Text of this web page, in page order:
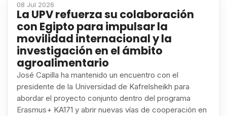
08 Jul 2026
La UPV refuerza su colaboración
con Egipto para impulsar la
movilidad internacional y la
investigación en el ámbito
agroalimentario
José Capilla ha mantenido un encuentro con el
presidente de la Universidad de Kafrelsheikh para
abordar el proyecto conjunto dentro del programa
Erasmus+ KA171 y abrir nuevas vías de cooperación en